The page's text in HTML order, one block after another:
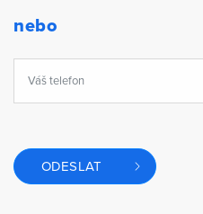
nebo
ODESLAT